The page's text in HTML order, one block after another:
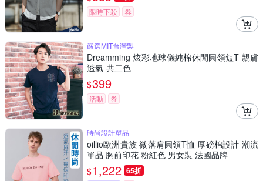
限時下殺 券
嚴選MIT台灣製
Dreamming 炫彩地球儀純棉休閒圓領短T 親膚
透氣-共二色
$399
活動 券
時尚設計單品
oillio歐洲貴族 微落肩圓領T恤 厚磅棉設計 潮流
單品 胸前印花 粉紅色 男女裝 法國品牌
$1,222 65折